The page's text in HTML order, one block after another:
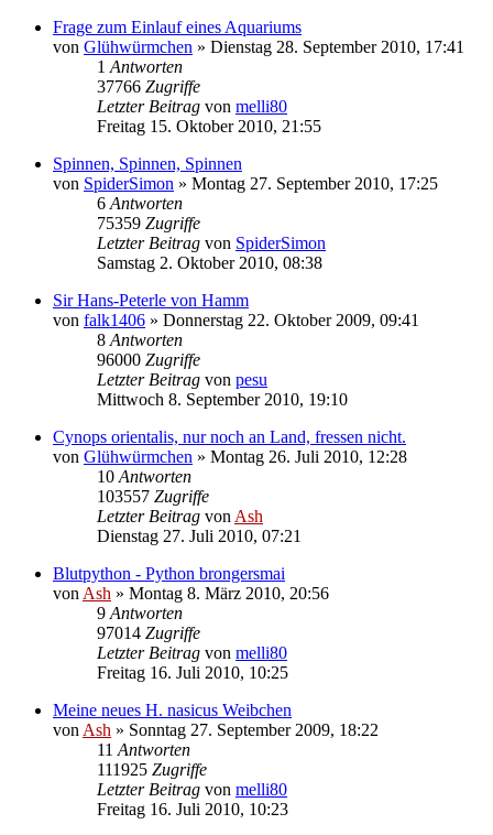
Frage zum Einlauf eines Aquariums
von Glühwürmchen » Dienstag 28. September 2010, 17:41
1 Antworten
37766 Zugriffe
Letzter Beitrag von melli80
Freitag 15. Oktober 2010, 21:55
Spinnen, Spinnen, Spinnen
von SpiderSimon » Montag 27. September 2010, 17:25
6 Antworten
75359 Zugriffe
Letzter Beitrag von SpiderSimon
Samstag 2. Oktober 2010, 08:38
Sir Hans-Peterle von Hamm
von falk1406 » Donnerstag 22. Oktober 2009, 09:41
8 Antworten
96000 Zugriffe
Letzter Beitrag von pesu
Mittwoch 8. September 2010, 19:10
Cynops orientalis, nur noch an Land, fressen nicht.
von Glühwürmchen » Montag 26. Juli 2010, 12:28
10 Antworten
103557 Zugriffe
Letzter Beitrag von Ash
Dienstag 27. Juli 2010, 07:21
Blutpython - Python brongersmai
von Ash » Montag 8. März 2010, 20:56
9 Antworten
97014 Zugriffe
Letzter Beitrag von melli80
Freitag 16. Juli 2010, 10:25
Meine neues H. nasicus Weibchen
von Ash » Sonntag 27. September 2009, 18:22
11 Antworten
111925 Zugriffe
Letzter Beitrag von melli80
Freitag 16. Juli 2010, 10:23